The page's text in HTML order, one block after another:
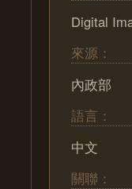
Digital
來源：
內政部
語言：
中文
關聯：